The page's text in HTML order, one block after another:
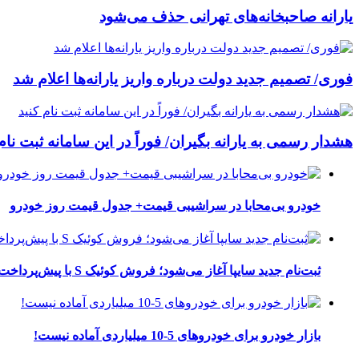
یارانه صاحبخانه‌های تهرانی حذف می‌شود
فوری/ تصمیم جدید دولت درباره واریز یارانه‌ها اعلام شد
هشدار رسمی به یارانه بگیران/ فوراً در این سامانه ثبت
خودرو بی‌محابا در سراشیبی قیمت+ جدول قیمت روز خودرو
ثبت‌نام جدید سایپا آغاز می‌شود؛ فروش کوئیک S با پیش‌پرداخت ۵۰۰ میلیونی
بازار خودرو برای خودروهای 5-10 میلیاردی آماده نیست!